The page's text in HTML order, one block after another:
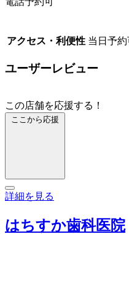
アクセス・利便性 当日予
ユーザーレビュー
この店舗を応援する！
ここから応援
詳細を見る
はちすか歯科医院